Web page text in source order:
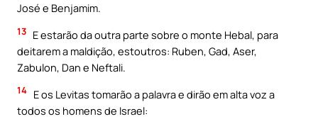
José e Benjamim.
13 E estarão da outra parte sobre o monte Hebal, para
deitarem a maldição, estoutros: Ruben, Gad, Aser,
Zabulon, Dan e Neftali.
14 E os Levitas tomarão a palavra e dirão em alta voz a
todos os homens de Israel: